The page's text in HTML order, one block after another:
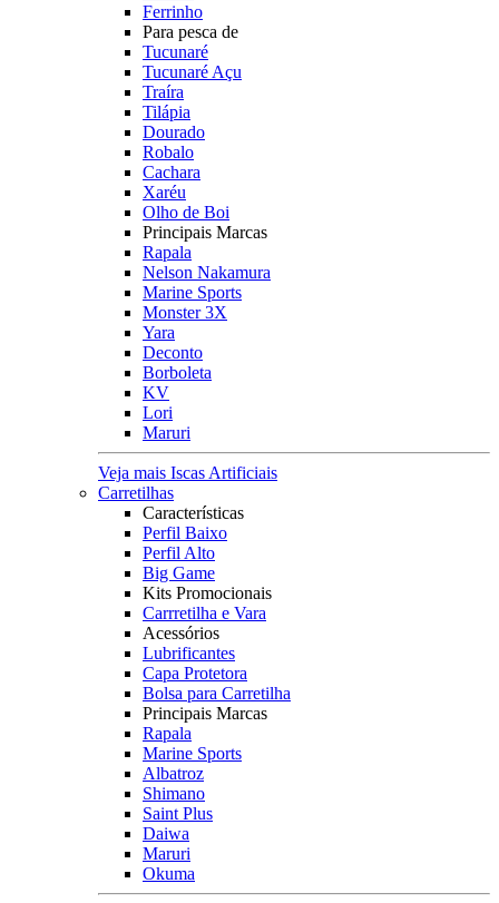
Ferrinho
Para pesca de
Tucunaré
Tucunaré Açu
Traíra
Tilápia
Dourado
Robalo
Cachara
Xaréu
Olho de Boi
Principais Marcas
Rapala
Nelson Nakamura
Marine Sports
Monster 3X
Yara
Deconto
Borboleta
KV
Lori
Maruri
Veja mais Iscas Artificiais
Carretilhas
Características
Perfil Baixo
Perfil Alto
Big Game
Kits Promocionais
Carrretilha e Vara
Acessórios
Lubrificantes
Capa Protetora
Bolsa para Carretilha
Principais Marcas
Rapala
Marine Sports
Albatroz
Shimano
Saint Plus
Daiwa
Maruri
Okuma